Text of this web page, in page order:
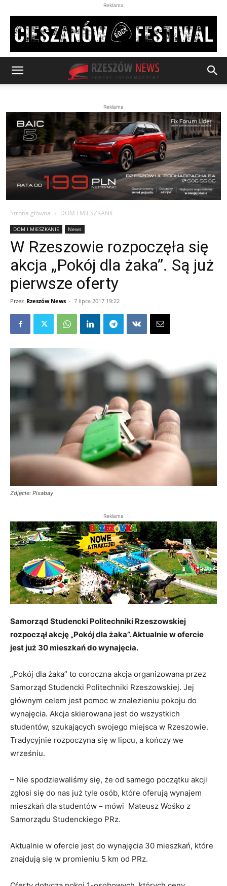
Reklama
Reklama
Strona główna DOM I MIESZKANIE
DOM I MIESZKANIE News
W Rzeszowie rozpoczęła się
akcja „Pokój dla żaka”. Są już
pierwsze oferty
Przez Rzeszów News - 7 lipca 2017 19:22
Zdjęcie: Pixabay
Reklama
Samorząd Studencki Politechniki Rzeszowskiej
rozpoczął akcję „Pokój dla żaka”. Aktualnie w ofercie
jest już 30 mieszkań do wynajęcia.
„Pokój dla żaka” to coroczna akcja organizowana przez
Samorząd Studencki Politechniki Rzeszowskiej. Jej
głównym celem jest pomoc w znalezieniu pokoju do
wynajęcia. Akcja skierowana jest do wszystkich
studentów, szukających swojego miejsca w Rzeszowie.
Tradycyjnie rozpoczyna się w lipcu, a kończy we
wrześniu.
– Nie spodziewaliśmy się, że od samego początku akcji
zgłosi się do nas już tyle osób, które oferują wynajem
mieszkań dla studentów – mówi Mateusz Wośko z
Samorządu Studenckiego PRz.
Aktualnie w ofercie jest do wynajęcia 30 mieszkań, które
znajdują się w promieniu 5 km od PRz.